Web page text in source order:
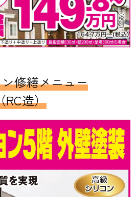
修繕メニュー
RC造）